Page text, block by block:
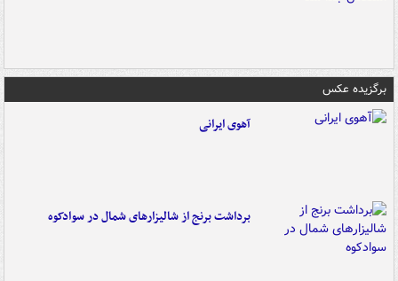
برگزیده عکس
آهوی ایرانی
برداشت برنج از شالیزارهای شمال در سوادکوه